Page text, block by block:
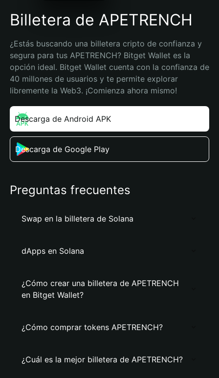
Billetera de APETRENCH
¿Estás buscando una billetera cripto de confianza y
segura para tus APETRENCH? Bitget Wallet es la
opción ideal. Bitget Wallet cuenta con la confianza de
40 millones de usuarios y te permite explorar
libremente la Web3. ¡Comienza ahora mismo!
Descarga de Android APK
Descarga de Google Play
Preguntas frecuentes
Swap en la billetera de Solana
dApps en Solana
¿Cómo crear una billetera de APETRENCH
en Bitget Wallet?
¿Cómo comprar tokens APETRENCH?
¿Cuál es la mejor billetera de APETRENCH?